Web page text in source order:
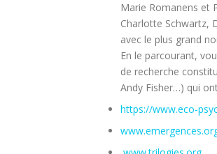
Marie Romanens et
Charlotte Schwartz,
avec le plus grand
En le parcourant,
de recherche
Andy Fisher…) qui
https://www.eco-